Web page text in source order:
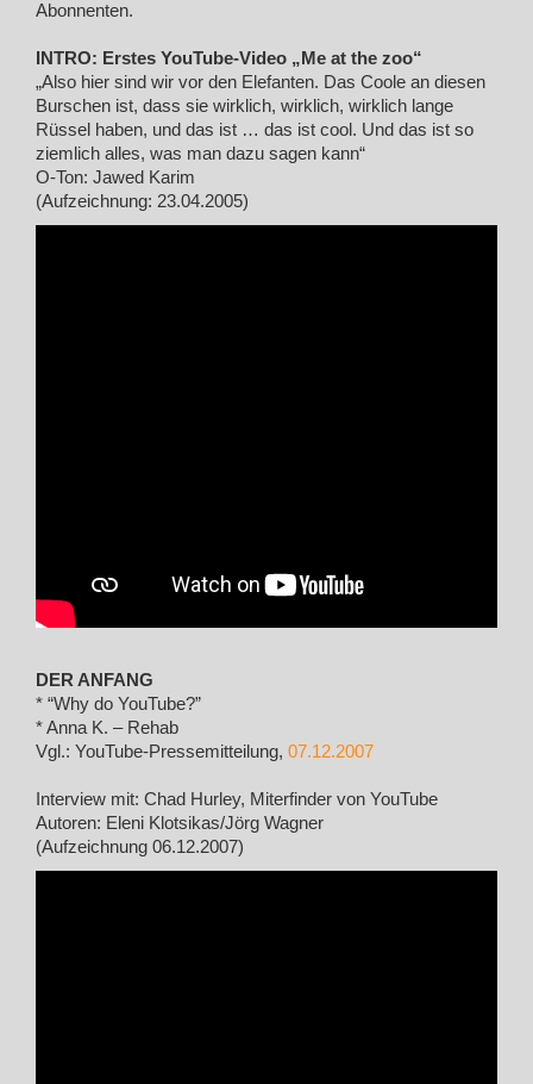
Abonnenten.
INTRO: Erstes YouTube-Video „Me at the zoo“
„Also hier sind wir vor den Elefanten. Das Coole an diesen
Burschen ist, dass sie wirklich, wirklich, wirklich lange
Rüssel haben, und das ist … das ist cool. Und das ist so
ziemlich alles, was man dazu sagen kann“
O-Ton: Jawed Karim
(Aufzeichnung: 23.04.2005)
DER ANFANG
* “Why do YouTube?”
* Anna K. – Rehab
Vgl.: YouTube-Pressemitteilung, 07.12.2007
Interview mit: Chad Hurley, Miterfinder von YouTube
Autoren: Eleni Klotsikas/Jörg Wagner
(Aufzeichnung 06.12.2007)